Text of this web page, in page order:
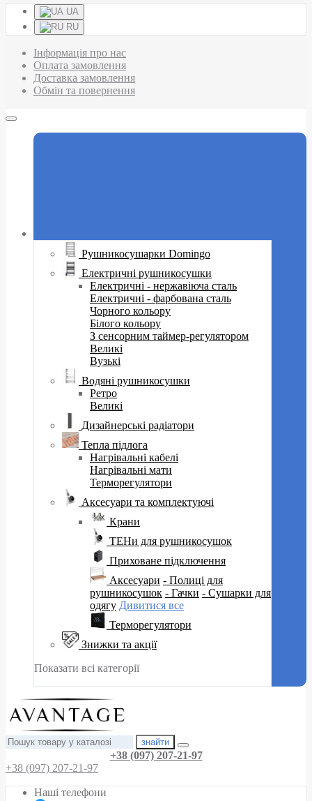
UA
RU
Інформація про нас
Оплата замовлення
Доставка замовлення
Обмін та повернення
Рушникосушарки Domingo
Електричні рушникосушки
Електричні - нержавіюча сталь
Електричні - фарбована сталь
Чорного кольору
Білого кольору
З сенсорним таймер-регулятором
Великі
Вузькі
Водяні рушникосушки
Ретро
Великі
Дизайнерські радіатори
Тепла підлога
Нагрівальні кабелі
Нагрівальні мати
Терморегулятори
Аксесуари та комплектуючі
Крани
ТЕНи для рушникосушок
Приховане підключення
Аксесуари - Полиці для
рушникосушок - Гачки - Сушарки для
одягу Дивитися все
Терморегулятори
Знижки та акції
Показати всі категорії
знайти
+38 (097) 207-21-97
+38 (097) 207-21-97
Наші телефони